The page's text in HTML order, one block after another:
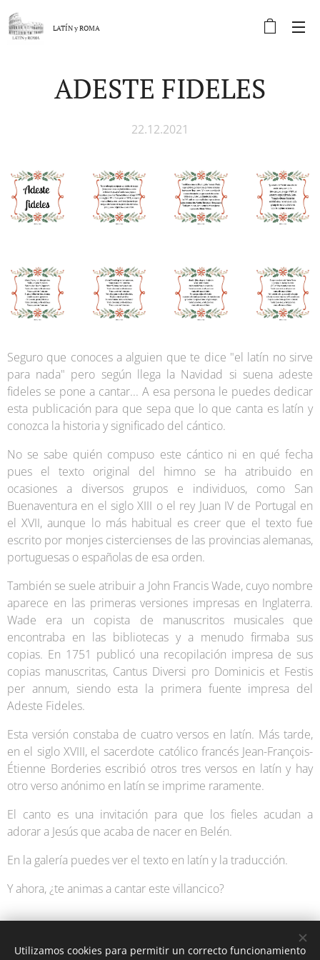
LATÍN yROMA
ADESTE FIDELES
22.12.2021
Seguro que conoces a alguien que te dice "el latín no sirve
para nada" pero según llega la Navidad si suena adeste
fideles se pone a cantar... A esa persona le puedes dedicar
esta publicación para que sepa que lo que canta es latín y
conozca la historia y significado del cántico.
No se sabe quién compuso este cántico ni en qué fecha
pues el texto original del himno se ha atribuido en
ocasiones a diversos grupos e individuos, como San
Buenaventura en el siglo XIII o el rey Juan IV de Portugal en
el XVII, aunque lo más habitual es creer que el texto fue
escrito por monjes cistercienses de las provincias alemanas,
portuguesas o españolas de esa orden.
También se suele atribuir a John Francis Wade, cuyo nombre
aparece en las primeras versiones impresas en Inglaterra.
Wade era un copista de manuscritos musicales que
encontraba en las bibliotecas y a menudo firmaba sus
copias. En 1751 publicó una recopilación impresa de sus
copias manuscritas, Cantus Diversi pro Dominicis et Festis
per annum, siendo esta la primera fuente impresa del
Adeste Fideles.
Esta versión constaba de cuatro versos en latín. Más tarde,
en el siglo XVIII, el sacerdote católico francés Jean-François-
Étienne Borderies escribió otros tres versos en latín y hay
otro verso anónimo en latín se imprime raramente.
El canto es una invitación para que los fieles acudan a
adorar a Jesús que acaba de nacer en Belén.
En la galería puedes ver el texto en latín y la traducción.
Y ahora, ¿te animas a cantar este villancico?
Utilizamos cookies para permitir un correcto funcionamiento